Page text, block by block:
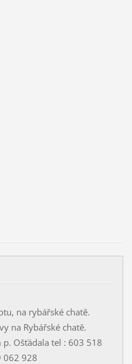
na rybářské chatě.
na Rybářské chatě.
Ošťádala tel : 603 518
062 928